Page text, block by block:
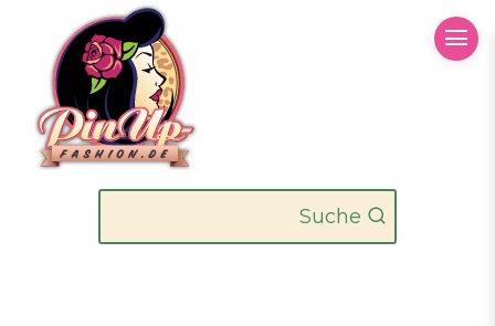
springen
Suche